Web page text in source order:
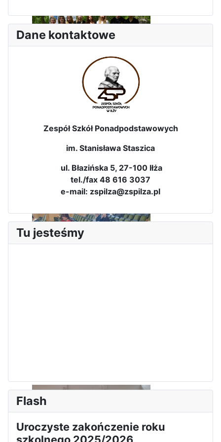
Dni Leśmianowskie 2026
I Olimpiada Klas Mundurowych
Dane kontaktowe
Zespół Szkół Ponadpodstawowych
im. Stanisława Staszica
ul. Błazińska 5, 27-100 Iłża
tel./fax 48 616 3037
e-mail: zspilza@zspilza.pl
Tu jesteśmy
Flash
Uroczyste zakończenie roku